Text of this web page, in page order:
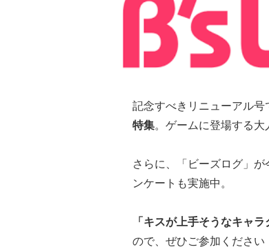
記念すべきリニューアル号
特集。ゲームに登場する大
さらに、「ビーズログ」
ンケートも実施中。
「キスが上手そうなキャラ
ので、ぜひご参加ください